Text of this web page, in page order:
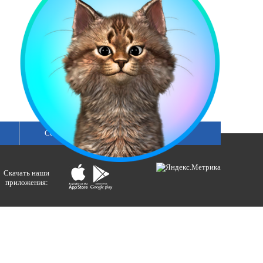
Сетка вещания
Скачать наши
приложения: